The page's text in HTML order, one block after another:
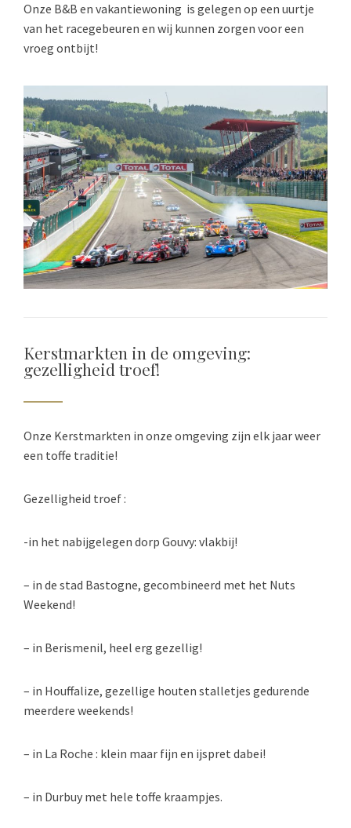
Onze B&B en vakantiewoning is gelegen op een uurtje
van het racegebeuren en wij kunnen zorgen voor een
vroeg ontbijt!
Kerstmarkten in de omgeving:
gezelligheid troef!
Onze Kerstmarkten in onze omgeving zijn elk jaar weer
een toffe traditie!
Gezelligheid troef :
-in het nabijgelegen dorp Gouvy: vlakbij!
– in de stad Bastogne, gecombineerd met het Nuts
Weekend!
– in Berismenil, heel erg gezellig!
– in Houffalize, gezellige houten stalletjes gedurende
meerdere weekends!
– in La Roche : klein maar fijn en ijspret dabei!
– in Durbuy met hele toffe kraampjes.